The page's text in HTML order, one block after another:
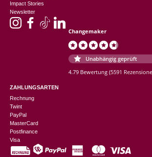
Impact Stories
Newsletter
Changemaker
Unabhängig geprüft
4.79 Bewertung (5591
ZAHLUNGSARTEN
Rechnung
Twint
PayPal
MasterCard
Postfinance
Visa